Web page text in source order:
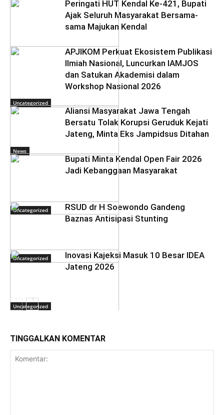
Uncategorized
Peringati HUT Kendal Ke-421, Bupati
Ajak Seluruh Masyarakat Bersama-
sama Majukan Kendal
News
APJIKOM Perkuat Ekosistem Publikasi
Ilmiah Nasional, Luncurkan IAMJOS
dan Satukan Akademisi dalam
Workshop Nasional 2026
Uncategorized
Aliansi Masyarakat Jawa Tengah
Bersatu Tolak Korupsi Geruduk Kejati
Jateng, Minta Eks Jampidsus Ditahan
Uncategorized
Bupati Minta Kendal Open Fair 2026
Jadi Kebanggaan Masyarakat
Uncategorized
RSUD dr H Soewondo Gandeng
Baznas Antisipasi Stunting
Uncategorized
Inovasi Kajeksi Masuk 10 Besar IDEA
Jateng 2026
TINGGALKAN KOMENTAR